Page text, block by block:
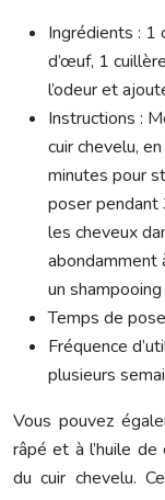
Ingrédients : 1
d’œuf, 1
l’odeur et
Instructions :
cuir chevelu,
minutes pour
poser pendant
les cheveux
abondamment
un
Temps de
Fréquence
plusieurs
Vous pouvez
râpé et à l’huile
du cuir chevelu.